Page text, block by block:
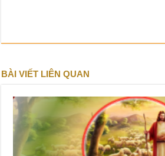
BÀI VIẾT LIÊN QUAN